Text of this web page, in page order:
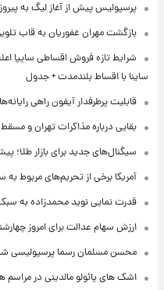
پرسپولیس پیش از آغاز لیگ به
بازگشت مهران غفوریان به قاب
شرایط تازه فروش اقساطی سایپا
ساینا با اقساط بلندمدت + جدول
قابلیت پرطرفدار آیفون راهی
بقایی درباره مذاکرات تهران و
سیگنال‌های جدید برای بازار طلا؛
آمریکا برخی از تحریم‌های مربوط
قدرت نمایی نوید محمدزاده به
ارزش سهام عدالت برای امروز چهارشنبه ۱۴ مرداد +
محسن مسلمان رسما پرسپولیسی
اشک های پائولو مالدینی در مراسم